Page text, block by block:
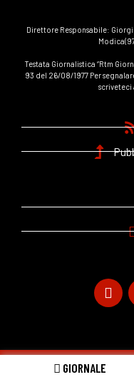
GIORNALE
Direttore Responsabile:
Testata Giornalistica “Rtm
93 del 26/08/1977 Per
scriveteci
© Copyright 2020 –